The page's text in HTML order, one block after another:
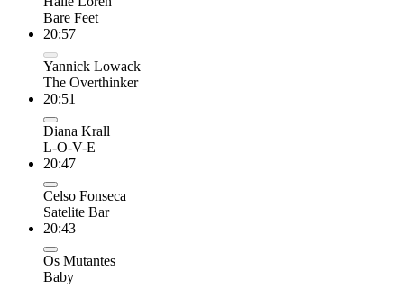
Bare Feet
20:57
Yannick Lowack
The Overthinker
20:51
Diana Krall
L-O-V-E
20:47
Celso Fonseca
Satelite Bar
20:43
Os Mutantes
Baby